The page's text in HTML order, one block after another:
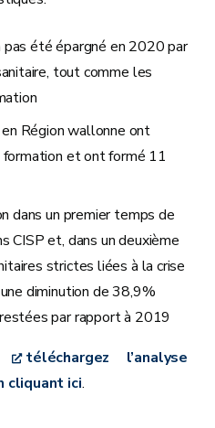
pas été épargné en 2020 par
tout comme les
Région wallonne ont
et ont formé 11
dans un premier temps de
CISP et, dans un deuxième
strictes liées à la crise
diminution de 38,9%
par rapport à 2019
téléchargez l’analyse
cliquant ici.